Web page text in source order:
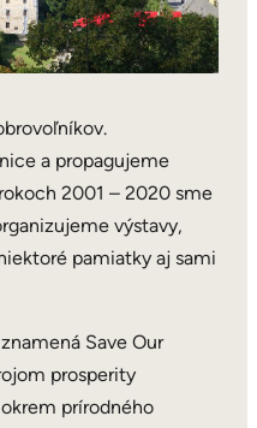
a propagujeme
2001 – 2020 sme
výstavy,
pamiatky aj sami
Save Our
prosperity
prírodného